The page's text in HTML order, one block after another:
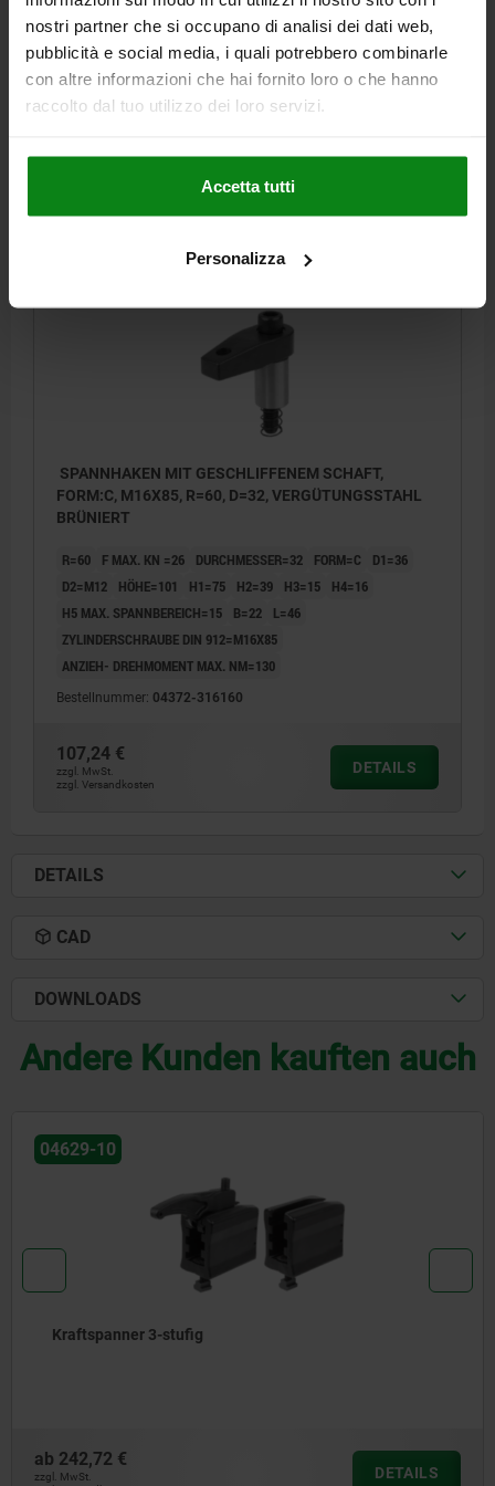
nostri partner che si occupano di analisi dei dati web,
pubblicità e social media, i quali potrebbero combinarle
con altre informazioni che hai fornito loro o che hanno
raccolto dal tuo utilizzo dei loro servizi.
Accetta tutti
Personalizza
D2=M12 HÖHE=101 H1=75 H2=39 H3=15
H4=16
H5 MAX. SPANNBEREICH=15
B=22
L=38
ZYLINDERSCHRAUBE DIN 912=M16X85
ANZIEH- DREHMOMENT MAX. NM=150
zzgl. Versandkosten
SPANNHAKEN MIT GESCHLIFFENEM SCHAFT,
FORM:C, M16X85, R=60, D=32, VERGÜTUNGSSTAHL
BRÜNIERT
R=60 F MAX. KN =26 DURCHMESSER=32 FORM=C
D1=36
D2=M12
HÖHE=101 H1=75 H2=39 H3=15
H4=16
H5 MAX. SPANNBEREICH=15
B=22
L=46
ZYLINDERSCHRAUBE DIN 912=M16X85
ANZIEH- DREHMOMENT MAX. NM=130
Bestellnummer: 04372-316160
107,24 €
zzgl. MwSt.
zzgl. Versandkosten
DETAILS
DETAILS
CAD
DOWNLOADS
Andere Kunden kauften auch
10
3-stufig
€